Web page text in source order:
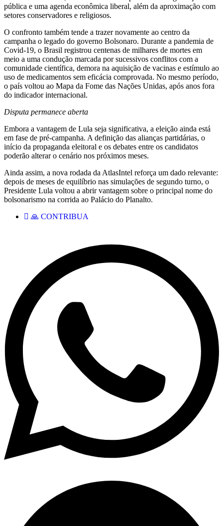
pública e uma agenda econômica liberal, além da aproximação com
setores conservadores e religiosos.
O confronto também tende a trazer novamente ao centro da
campanha o legado do governo Bolsonaro. Durante a pandemia de
Covid-19, o Brasil registrou centenas de milhares de mortes em
meio a uma condução marcada por sucessivos conflitos com a
comunidade científica, demora na aquisição de vacinas e estímulo ao
uso de medicamentos sem eficácia comprovada. No mesmo período,
o país voltou ao Mapa da Fome das Nações Unidas, após anos fora
do indicador internacional.
Disputa permanece aberta
Embora a vantagem de Lula seja significativa, a eleição ainda está
em fase de pré-campanha. A definição das alianças partidárias, o
início da propaganda eleitoral e os debates entre os candidatos
poderão alterar o cenário nos próximos meses.
Ainda assim, a nova rodada da AtlasIntel reforça um dado relevante:
depois de meses de equilíbrio nas simulações de segundo turno, o
Presidente Lula voltou a abrir vantagem sobre o principal nome do
bolsonarismo na corrida ao Palácio do Planalto.
🙏 CONTRIBUA